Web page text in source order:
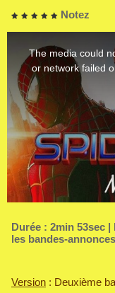
Notez
Durée : 2min 53sec |
les bandes-annonces
Version : Deuxième